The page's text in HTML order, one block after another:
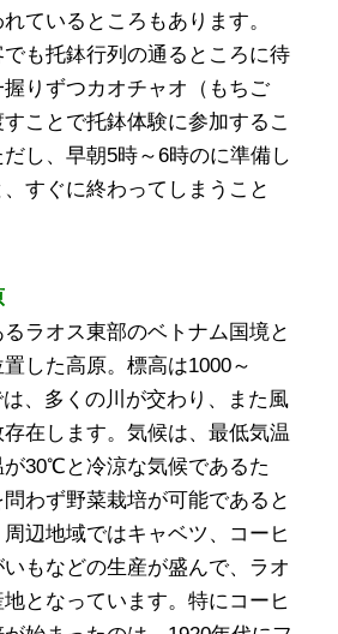
ているところもあります。
も托鉢行列の通るところに待
りずつカオチャオ（もちご
ことで托鉢体験に参加するこ
し、早朝5時～6時のに準備し
すぐに終わってしまうこと
ラオス東部のベトナム国境と
した高原。標高は1000～
、多くの川が交わり、また風
在します。気候は、最低気温
30℃と冷涼な気候であるた
わず野菜栽培が可能であると
辺地域ではキャベツ、コーヒ
もなどの生産が盛んで、ラオ
となっています。特にコーヒ